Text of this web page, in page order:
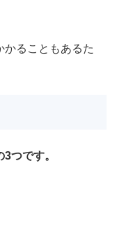
かることもあるた
つです。